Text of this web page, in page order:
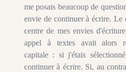
me posais beaucoup de
envie de continuer à écrire. Le
centre de mes envies
appel à textes avait alors
capitale : si j'étais
continuer à écrire. Si, au